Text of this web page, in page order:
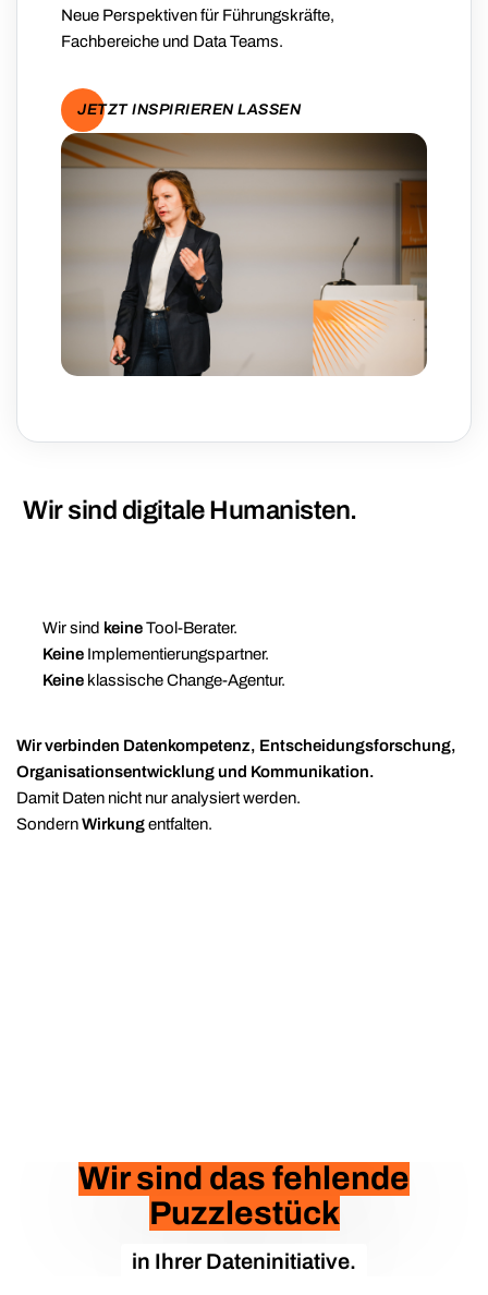
Neue Perspektiven für Führungskräfte,
Fachbereiche und Data Teams.
JETZT INSPIRIEREN LASSEN
Wir sind digitale Humanisten.
Wir sind keineTool-Berater.
Keine Implementierungspartner.
Keine klassische Change-Agentur.
Wir verbinden Datenkompetenz, Entscheidungsforschung,
Organisationsentwicklung und Kommunikation.
Damit Daten nicht nur analysiert werden.
SondernWirkungentfalten.
Wir sind das fehlende
Puzzlestück
in Ihrer Dateninitiative.